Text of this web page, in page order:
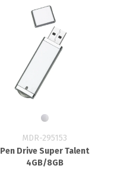
MDR-295153
Pen Drive Super Talent
4GB/8GB